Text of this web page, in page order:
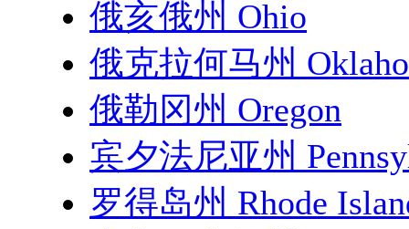
俄亥俄州 Ohio
俄克拉何马州
俄勒冈州 Oregon
宾夕法尼亚州
罗得岛州 Rhode